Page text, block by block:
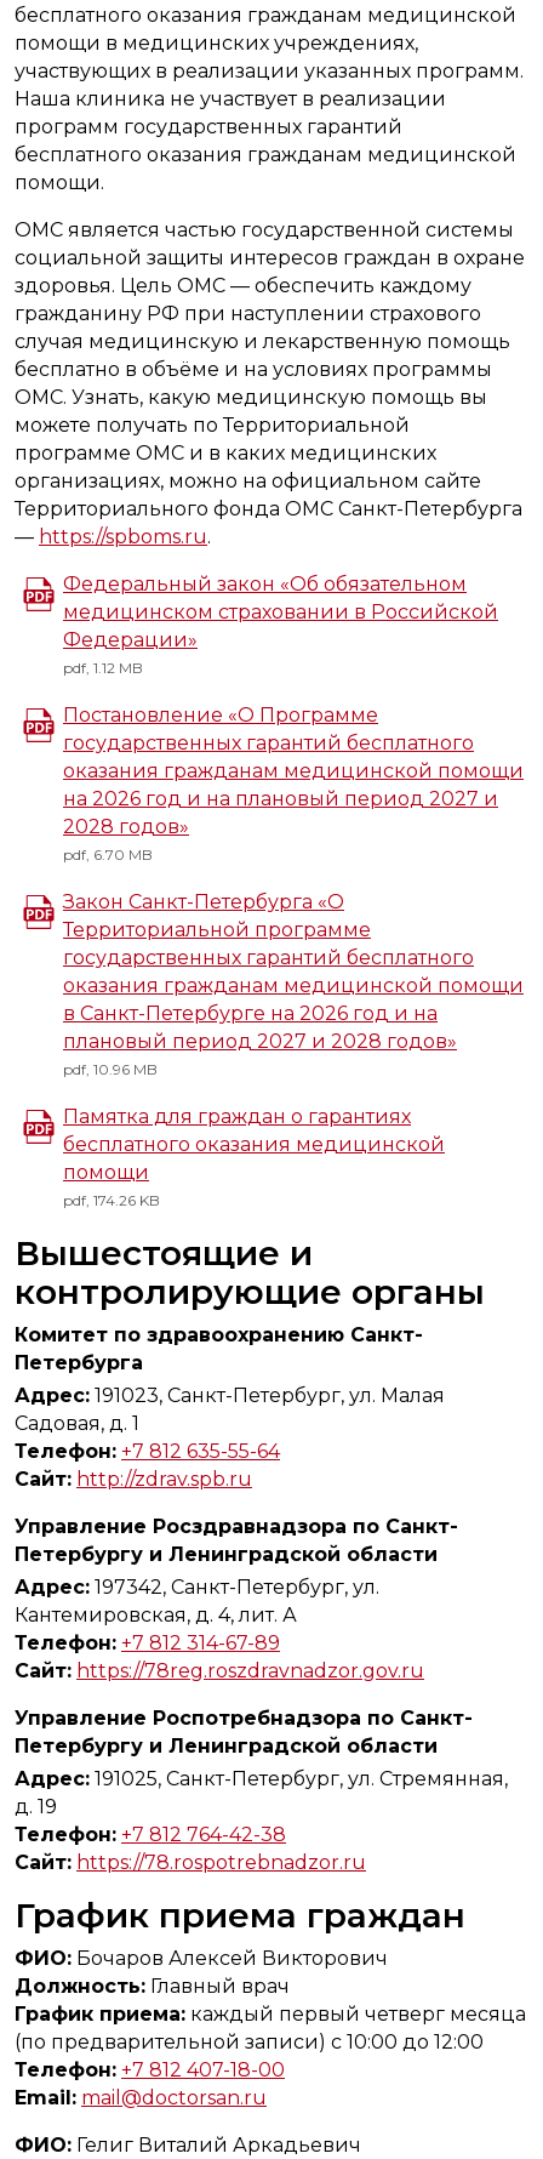
бесплатного оказания гражданам медицинской
помощи в медицинских учреждениях,
участвующих в реализации указанных программ.
Наша клиника не участвует в реализации
программ государственных гарантий
бесплатного оказания гражданам медицинской
помощи.
ОМС является частью государственной системы
социальной защиты интересов граждан в охране
здоровья. Цель ОМС — обеспечить каждому
гражданину РФ при наступлении страхового
случая медицинскую и лекарственную помощь
бесплатно в объёме и на условиях программы
ОМС. Узнать, какую медицинскую помощь вы
можете получать по Территориальной
программе ОМС и в каких медицинских
организациях, можно на официальном сайте
Территориального фонда ОМС Санкт-Петербурга
— https://spboms.ru.
Федеральный закон «Об обязательном
медицинском страховании в Российской
Федерации»
pdf, 1.12 MB
Постановление «О Программе
государственных гарантий бесплатного
оказания гражданам медицинской помощи
на 2026 год и на плановый период 2027 и
2028 годов»
pdf, 6.70 MB
Закон Санкт-Петербурга «О
Территориальной программе
государственных гарантий бесплатного
оказания гражданам медицинской помощи
в Санкт-Петербурге на 2026 год и на
плановый период 2027 и 2028 годов»
pdf, 10.96 MB
Памятка для граждан о гарантиях
бесплатного оказания медицинской
помощи
pdf, 174.26 KB
Вышестоящие и
контролирующие органы
Комитет по здравоохранению Санкт-
Петербурга
Адрес: 191023, Санкт-Петербург, ул. Малая
Садовая, д. 1
Телефон: +7 812 635-55-64
Сайт: http://zdrav.spb.ru
Управление Росздравнадзора по Санкт-
Петербургу и Ленинградской области
Адрес: 197342, Санкт-Петербург, ул.
Кантемировская, д. 4, лит. А
Телефон: +7 812 314-67-89
Сайт: https://78reg.roszdravnadzor.gov.ru
Управление Роспотребнадзора по Санкт-
Петербургу и Ленинградской области
Адрес: 191025, Санкт-Петербург, ул. Стремянная,
д. 19
Телефон: +7 812 764-42-38
Сайт: https://78.rospotrebnadzor.ru
График приема граждан
ФИО: Бочаров Алексей Викторович
Должность: Главный врач
График приема: каждый первый четверг месяца
(по предварительной записи) с 10:00 до 12:00
Телефон: +7 812 407-18-00
Email: mail@doctorsan.ru
ФИО: Гелиг Виталий Аркадьевич